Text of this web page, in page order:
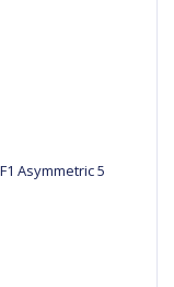
Asymmetric 5